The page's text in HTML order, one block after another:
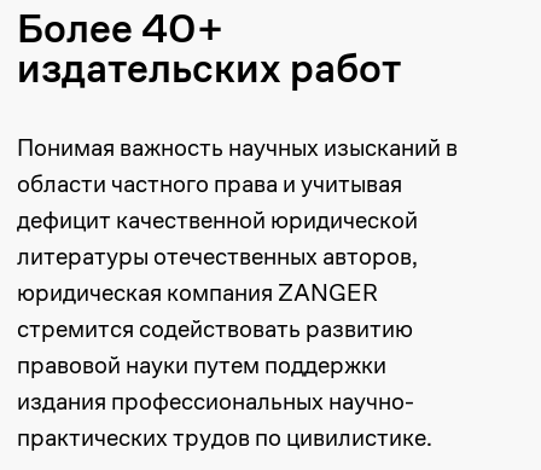
издания профессиональных научно-